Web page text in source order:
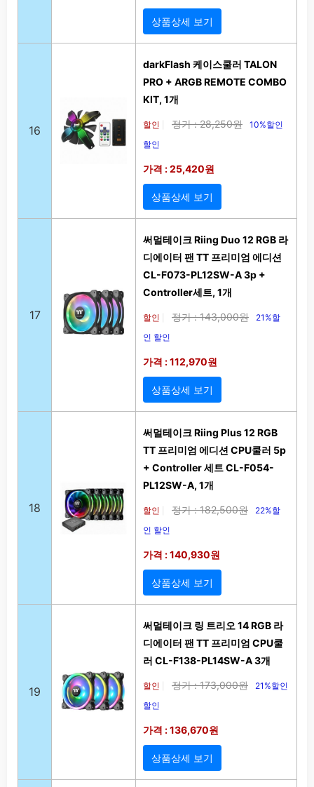
상품상세 보기
16
darkFlash 케이스쿨러 TALON
PRO + ARGB REMOTE COMBO
KIT, 1개
할인 정가 : 28,250원
10%할인
할인
가격 : 25,420원
상품상세 보기
17
써멀테이크 Riing Duo 12 RGB 라
디에이터 팬 TT 프리미엄 에디션
CL-F073-PL12SW-A 3p +
Controller세트, 1개
할인 정가 : 143,000원
21%할
인 할인
가격 : 112,970원
상품상세 보기
18
써멀테이크 Riing Plus 12 RGB
TT 프리미엄 에디션 CPU쿨러 5p
+ Controller 세트 CL-F054-
PL12SW-A, 1개
할인 정가 : 182,500원
22%할
인 할인
가격 : 140,930원
상품상세 보기
19
써멀테이크 링 트리오 14 RGB 라
디에이터 팬 TT 프리미엄 CPU쿨
러 CL-F138-PL14SW-A 3개
할인 정가 : 173,000원
21%할인
할인
가격 : 136,670원
상품상세 보기